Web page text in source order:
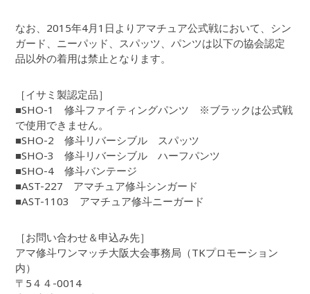
なお、2015年4月1日よりアマチュア公式戦において、シン
ガード、ニーパッド、スパッツ、パンツは以下の協会認定
品以外の着用は禁止となります。
［イサミ製認定品］
■SHO-1 修斗ファイティングパンツ ※ブラックは公式戦
で使用できません。
■SHO-2 修斗リバーシブル スパッツ
■SHO-3 修斗リバーシブル ハーフパンツ
■SHO-4 修斗バンテージ
■AST-227 アマチュア修斗シンガード
■AST-1103 アマチュア修斗ニーガード
［お問い合わせ＆申込み先］
アマ修斗ワンマッチ大阪大会事務局（TKプロモーション
内）
〒5４４-0014